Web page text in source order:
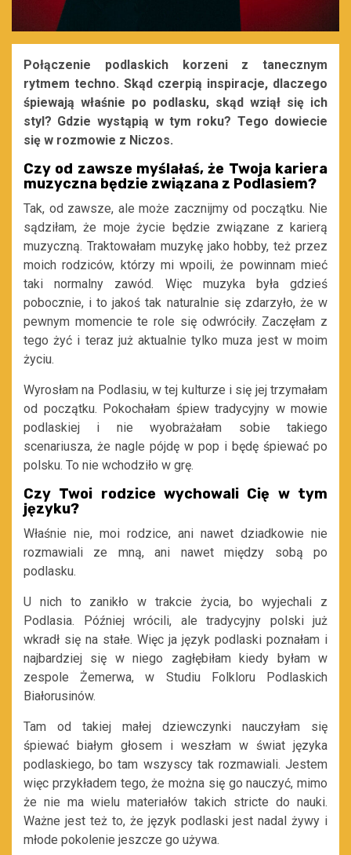
Połączenie podlaskich korzeni z tanecznym
rytmem techno. Skąd czerpią inspiracje, dlaczego
śpiewają właśnie po podlasku, skąd wziął się ich
styl? Gdzie wystąpią w tym roku? Tego dowiecie
się w rozmowie z Niczos.
Czy od zawsze myślałaś, że Twoja kariera
muzyczna będzie związana z Podlasiem?
Tak, od zawsze, ale może zacznijmy od początku. Nie
sądziłam, że moje życie będzie związane z karierą
muzyczną. Traktowałam muzykę jako hobby, też przez
moich rodziców, którzy mi wpoili, że powinnam mieć
taki normalny zawód. Więc muzyka była gdzieś
pobocznie, i to jakoś tak naturalnie się zdarzyło, że w
pewnym momencie te role się odwróciły. Zaczęłam z
tego żyć i teraz już aktualnie tylko muza jest w moim
życiu.
Wyrosłam na Podlasiu, w tej kulturze i się jej trzymałam
od początku. Pokochałam śpiew tradycyjny w mowie
podlaskiej i nie wyobrażałam sobie takiego
scenariusza, że nagle pójdę w pop i będę śpiewać po
polsku. To nie wchodziło w grę.
Czy Twoi rodzice wychowali Cię w tym
języku?
Właśnie nie, moi rodzice, ani nawet dziadkowie nie
rozmawiali ze mną, ani nawet między sobą po
podlasku.
U nich to zanikło w trakcie życia, bo wyjechali z
Podlasia. Później wrócili, ale tradycyjny polski już
wkradł się na stałe. Więc ja język podlaski poznałam i
najbardziej się w niego zagłębiłam kiedy byłam w
zespole Żemerwa, w Studiu Folkloru Podlaskich
Białorusinów.
Tam od takiej małej dziewczynki nauczyłam się
śpiewać białym głosem i weszłam w świat języka
podlaskiego, bo tam wszyscy tak rozmawiali. Jestem
więc przykładem tego, że można się go nauczyć, mimo
że nie ma wielu materiałów takich stricte do nauki.
Ważne jest też to, że język podlaski jest nadal żywy i
młode pokolenie jeszcze go używa.